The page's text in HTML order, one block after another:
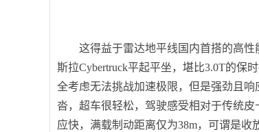
这得益于雷达地平线国内首搭的高性
斯拉Cybertruck平起平坐，堪比3.0T的保
全考虑无法挑战加速极限，但是强劲且
沓，超车很轻松，驾驶感受相对于传统
应快，满载制动距离仅为38m，可谓是收